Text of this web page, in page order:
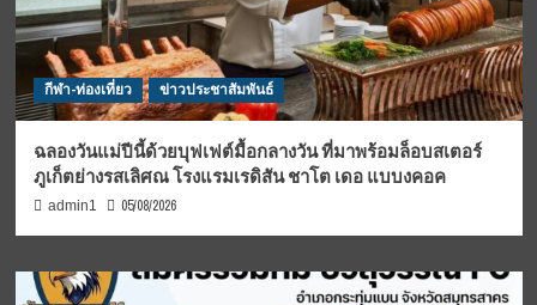
กีฬา-ท่องเที่ยว ข่าวประชาสัมพันธ์
ฉลองวันแม่ปีนี้ด้วยบุฟเฟต์มื้อกลางวัน ที่มาพร้อมล็อบสเตอร์
ภูเก็ตย่างรสเลิศณ โรงแรมเรดิสัน ชาโต เดอ แบบงคอค
admin1 05/08/2026